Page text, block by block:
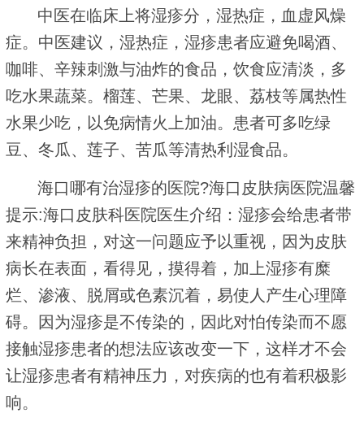
中医在临床上将湿疹分，湿热症，血虚风燥
症。中医建议，湿热症，湿疹患者应避免喝酒、
咖啡、辛辣刺激与油炸的食品，饮食应清淡，多
吃水果蔬菜。榴莲、芒果、龙眼、荔枝等属热性
水果少吃，以免病情火上加油。患者可多吃绿
豆、冬瓜、莲子、苦瓜等清热利湿食品。
海口哪有治湿疹的医院?海口皮肤病医院温馨
提示:海口皮肤科医院医生介绍：湿疹会给患者带
来精神负担，对这一问题应予以重视，因为皮肤
病长在表面，看得见，摸得着，加上湿疹有糜
烂、渗液、脱屑或色素沉着，易使人产生心理障
碍。因为湿疹是不传染的，因此对怕传染而不愿
接触湿疹患者的想法应该改变一下，这样才不会
让湿疹患者有精神压力，对疾病的也有着积极影
响。